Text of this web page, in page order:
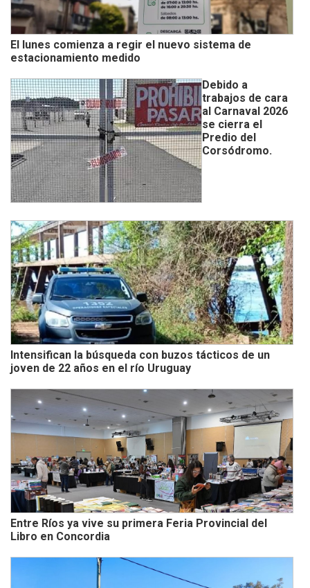
El lunes comienza a regir el nuevo sistema de
estacionamiento medido
Debido a
trabajos de cara
al Carnaval 2026
se cierra el
Predio del
Corsódromo.
Intensifican la búsqueda con buzos tácticos de un
joven de 22 años en el río Uruguay
Entre Ríos ya vive su primera Feria Provincial del
Libro en Concordia